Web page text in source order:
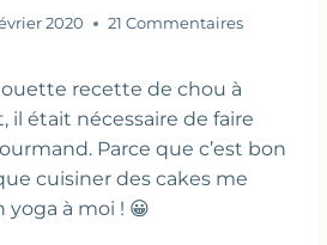
2020 21 Commentaires
recette de chou à
il était nécessaire de faire
Parce que c’est bon
cuisiner des cakes me
yoga à moi ! 😀